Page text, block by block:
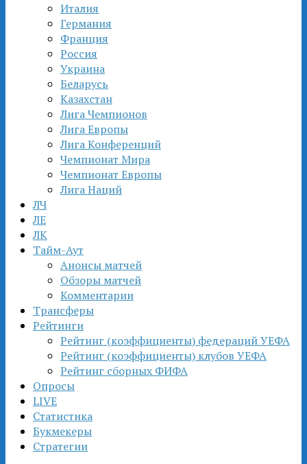
Италия
Германия
Франция
Россия
Украина
Беларусь
Казахстан
Лига Чемпионов
Лига Европы
Лига Конференций
Чемпионат Мира
Чемпионат Европы
Лига Наций
ЛЧ
ЛЕ
ЛК
Тайм-Аут
Анонсы матчей
Обзоры матчей
Комментарии
Трансферы
Рейтинги
Рейтинг (коэффициенты) федераций УЕФА
Рейтинг (коэффициенты) клубов УЕФА
Рейтинг сборных ФИФА
Опросы
LIVE
Статистика
Букмекеры
Стратегии